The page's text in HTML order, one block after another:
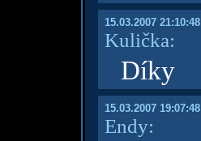
15.03.2007 21:10:48
Kulička:
Díky
15.03.2007 19:07:48
Endy: